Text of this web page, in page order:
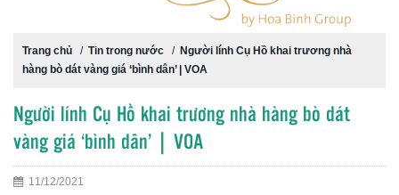
Trang chủ / Tin trong nước / Người lính Cụ Hồ khai trương nhà
hàng bò dát vàng giá ‘bình dân’ | VOA
Người lính Cụ Hồ khai trương nhà hàng bò dát
vàng giá ‘bình dân’ | VOA
11/12/2021